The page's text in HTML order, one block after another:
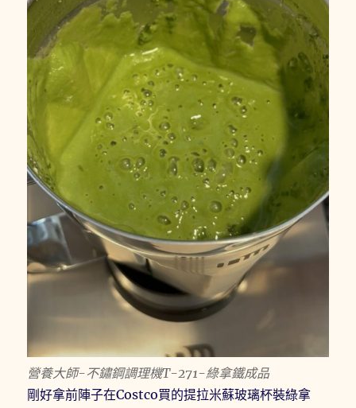
營養大師-不鏽鋼調理機T-271-綠拿鐵成品
剛好拿前陣子在Costco買的提拉米蘇玻璃杯裝綠拿